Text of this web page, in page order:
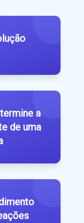
a
de uma